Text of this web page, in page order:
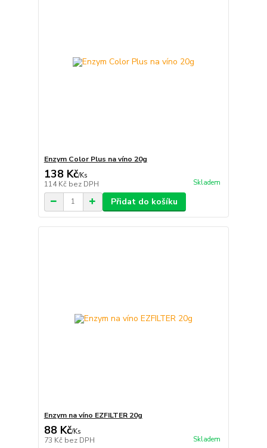
Enzym Color Plus na víno 20g
138 Kč/Ks
114 Kč bez DPH Skladem
Přidat do košíku
Enzym na víno EZFILTER 20g
88 Kč/Ks
73 Kč bez DPH Skladem